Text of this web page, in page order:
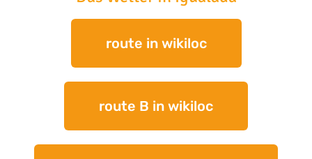
route in wikiloc
route B in wikiloc